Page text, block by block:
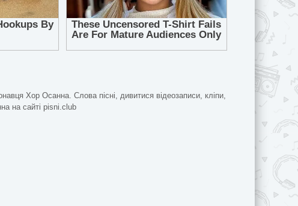
Хор Осанна. Слова пісні, дивитися відеозаписи, кліпи,
на сайті pisni.club